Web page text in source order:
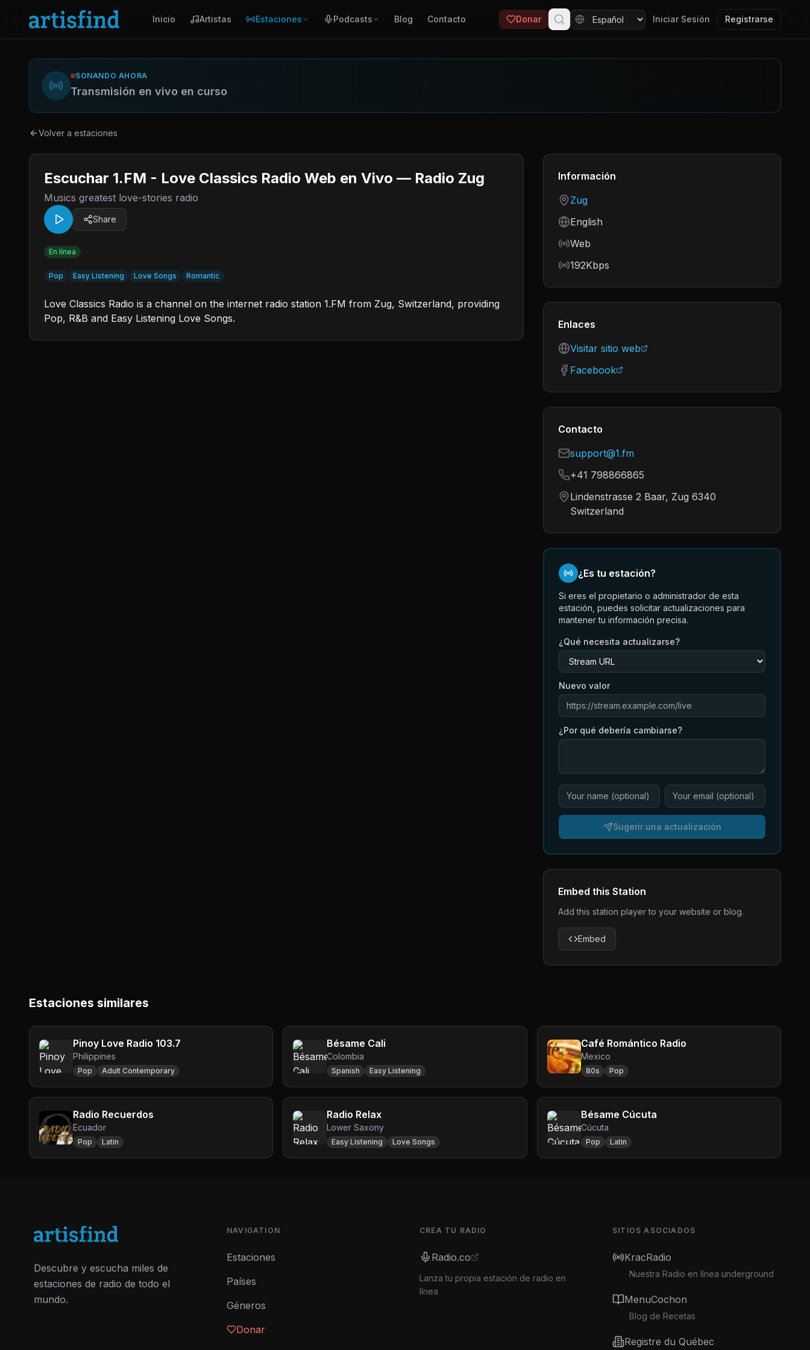
Inicio Artistas Estaciones Podcasts Blog Contacto Donar Iniciar Sesión Registrarse
SONANDO AHORA
Transmisión en vivo en curso
Volver a estaciones
Escuchar 1.FM - Love Classics Radio Web en Vivo — Radio Zug
Musics greatest love-stories radio
Share
En línea
Pop Easy Listening Love Songs Romantic
Love Classics Radio is a channel on the internet radio station 1.FM from Zug, Switzerland, providing
Pop, R&B and Easy Listening Love Songs.
Información
Country
Zug
Language
English
Frequency
Web
Bitrate
192Kbps
Enlaces
Visitar sitio web
Facebook
Contacto
support@1.fm
+41 798866865
Lindenstrasse 2 Baar, Zug 6340
Switzerland
¿Es tu estación?
Si eres el propietario o administrador de esta
estación, puedes solicitar actualizaciones para
mantener tu información precisa.
¿Qué necesita actualizarse?
Nuevo valor
¿Por qué debería cambiarse?
Sugerir una actualización
Embed this Station
Add this station player to your website or blog.
Embed
Estaciones similares
Pinoy Love Radio 103.7
Philippines
Pop Adult Contemporary
Bésame Cali
Colombia
Spanish Easy Listening
Café Romántico Radio
Mexico
80s Pop
Radio Recuerdos
Ecuador
Pop Latin
Radio Relax
Lower Saxony
Easy Listening Love Songs
Bésame Cúcuta
Cúcuta
Pop Latin
Descubre y escucha miles de
estaciones de radio de todo el
mundo.
NAVIGATION
Estaciones
Países
Géneros
Donar
CREA TU RADIO
Radio.co
Lanza tu propia estación de radio en
línea
SITIOS ASOCIADOS
KracRadio
Nuestra Radio en línea underground
MenuCochon
Blog de Recetas
Registre du Québec